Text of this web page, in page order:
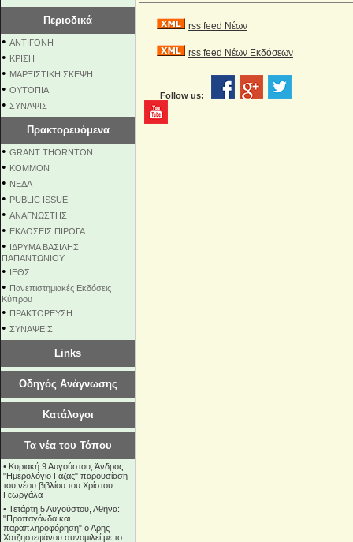
Περιοδικά
• ΑΝΤΙΓΟΝΗ
• ΚΡΙΣΗ
• ΜΑΡΞΙΣΤΙΚΗ ΣΚΕΨΗ
• ΟΥΤΟΠΙΑ
• ΣΥΝΑΨΙΣ
Πρακτορευόμενα
• GRANT THORNTON
• KOMMON
• NEΔΑ
• PUBLIC ISSUE
• ΑΝΑΓΝΩΣΤΗΣ
• ΕΚΔΟΣΕΙΣ ΠΙΡΟΓΑ
• ΙΔΡΥΜΑ ΒΑΣΙΛΗΣ
ΠΑΠΑΝΤΩΝΙΟΥ
• ΙΕΘΣ
• Πανεπιστημιακές Εκδόσεις
Κύπρου
• ΠΡΑΚΤΟΡΕΥΣΗ
• ΣΥΝΑΨΕΙΣ
Links
Οδηγός Ανάγνωσης
Κατάλογοι
Τα νέα του Τόπου
• Κυριακή 9 Αυγούστου, Άνδρος:
"Ημερολόγιο Γάζας" παρουσίαση
του νέου βιβλίου του Χρίστου
Γεωργάλα
• Τετάρτη 5 Αυγούστου, Αθήνα:
"Προπαγάνδα και
παραπληροφόρηση" ο Άρης
Χατζηστεφάνου συνομιλεί με το
rss feed Νέων
rss feed Νέων Εκδόσεων
Follow us: